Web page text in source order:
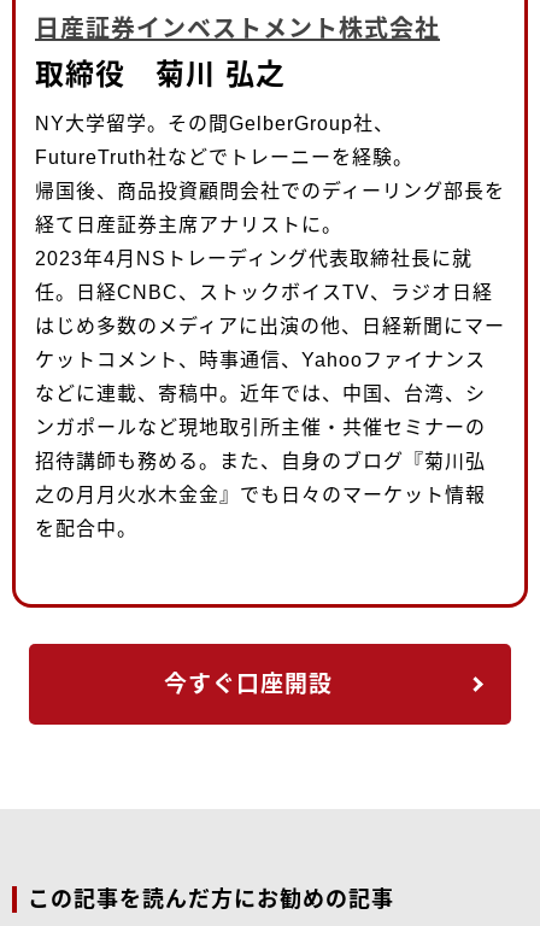
日産証券インベストメント株式会社
取締役 菊川 弘之
NY大学留学。その間GelberGroup社、
FutureTruth社などでトレーニーを経験。
帰国後、商品投資顧問会社でのディーリング部長を
経て日産証券主席アナリストに。
2023年4月NSトレーディング代表取締社長に就
任。日経CNBC、ストックボイスTV、ラジオ日経
はじめ多数のメディアに出演の他、日経新聞にマー
ケットコメント、時事通信、Yahooファイナンス
などに連載、寄稿中。近年では、中国、台湾、シ
ンガポールなど現地取引所主催・共催セミナーの
招待講師も務める。また、自身のブログ『菊川弘
之の月月火水木金金』でも日々のマーケット情報
を配合中。
今すぐ口座開設
この記事を読んだ方にお勧めの記事